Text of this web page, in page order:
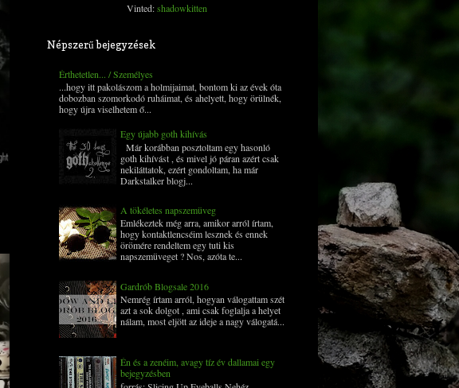
Vinted:shadowkitten
Népszerű bejegyzések
Érthetetlen... / Személyes
...hogy itt pakolászom a holmijaimat, bontom ki az évek óta
dobozban szomorkodó ruháimat, és ahelyett, hogy örülnék,
hogy újra viselhetem ő...
Egy újabb goth kihívás
Már korábban posztoltam egy hasonló
goth kihívást , és mivel jó páran azért csak
nekiláttatok, ezért gondoltam, ha már
Darkstalker blogj...
A tökéletes napszemüveg
Emlékeztek még arra, amikor arról írtam,
hogy kontaktlencséim lesznek és ennek
örömére rendeltem egy tuti kis
napszemüveget ? Nos, azóta te...
Gardrób Blogsale 2016
Nemrég írtam arról, hogyan válogattam szét
azt a sok dolgot , ami csak foglalja a helyet
nálam, most eljött az ideje a nagy válogatá...
Én és a zenéim, avagy tíz év dallamai egy
bejegyzésben